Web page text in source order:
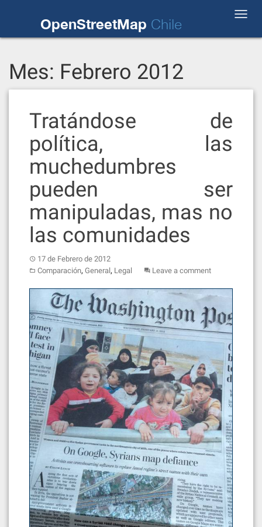
OpenStreetMap Chile
Mes: Febrero 2012
Tratándose de
política, las
muchedumbres
pueden ser
manipuladas, mas no
las comunidades
17 de Febrero de 2012
Comparación, General, Legal Leave a comment